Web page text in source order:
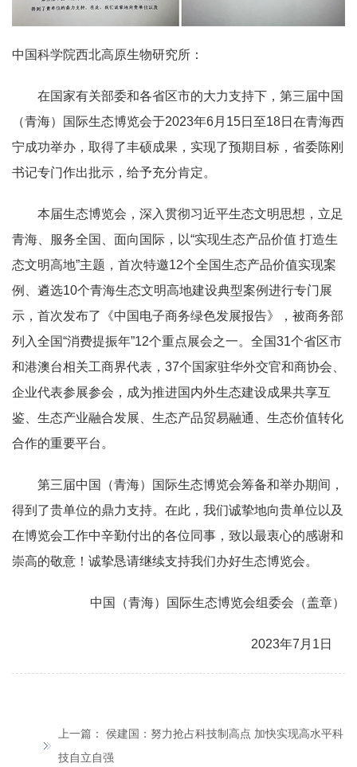
中国科学院西北高原生物研究所：
在国家有关部委和各省区市的大力支持下，第三届中国
（青海）国际生态博览会于2023年6月15日至18日在青海西
宁成功举办，取得了丰硕成果，实现了预期目标，省委陈刚
书记专门作出批示，给予充分肯定。
本届生态博览会，深入贯彻习近平生态文明思想，立足
青海、服务全国、面向国际，以“实现生态产品价值 打造生
态文明高地”主题，首次特邀12个全国生态产品价值实现案
例、遴选10个青海生态文明高地建设典型案例进行专门展
示，首次发布了《中国电子商务绿色发展报告》，被商务部
列入全国“消费提振年”12个重点展会之一。全国31个省区市
和港澳台相关工商界代表，37个国家驻华外交官和商协会、
企业代表参展参会，成为推进国内外生态建设成果共享互
鉴、生态产业融合发展、生态产品贸易融通、生态价值转化
合作的重要平台。
第三届中国（青海）国际生态博览会筹备和举办期间，
得到了贵单位的鼎力支持。在此，我们诚挚地向贵单位以及
在博览会工作中辛勤付出的各位同事，致以最衷心的感谢和
崇高的敬意！诚挚恳请继续支持我们办好生态博览会。
中国（青海）国际生态博览会组委会（盖章）
2023年7月1日
上一篇： 侯建国：努力抢占科技制高点 加快实现高水平科
技自立自强